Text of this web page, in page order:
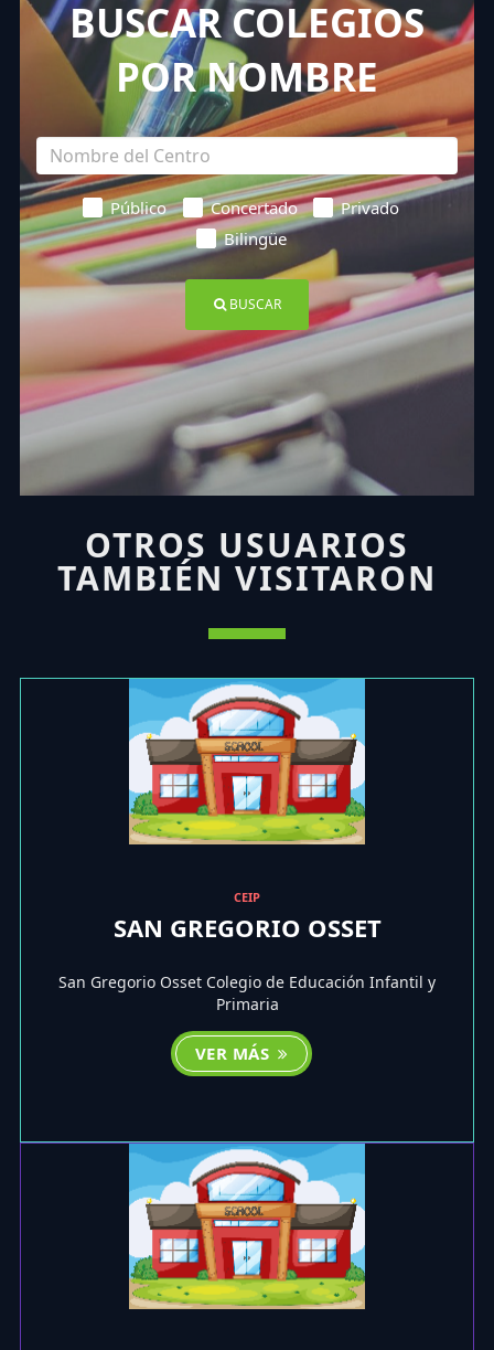
BUSCAR COLEGIOS
POR NOMBRE
Público Concertado
Privado
Bilingüe
BUSCAR
OTROS USUARIOS
TAMBIÉN VISITARON
CEIP
SAN GREGORIO OSSET
San Gregorio Osset Colegio de Educación Infantil y
Primaria
VER MÁS